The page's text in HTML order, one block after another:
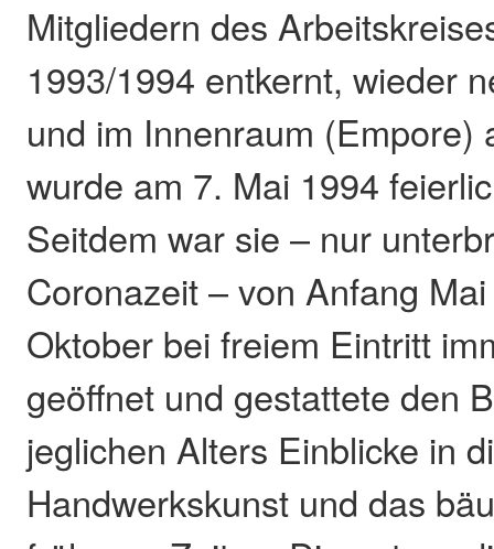
Mitgliedern des
1993/1994 entkernt, wieder
und im Innenraum (Empore)
wurde am 7. Mai 1994
Seitdem war sie – nur
Coronazeit – von Anfang
Oktober bei freiem Eintritt
geöffnet und gestattete den
jeglichen Alters Einblicke in
Handwerkskunst und das